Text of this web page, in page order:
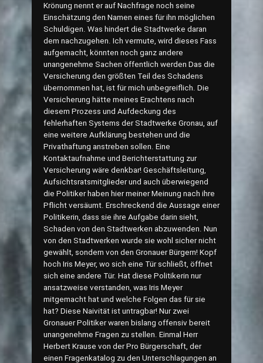
Krönung nennt er auf Nachfrage noch seine
Einschätzung den Namen eines für ihn möglichen
Schuldigen. Was hindert die Stadtwerke daran
dem nachzugehen. Ich vermute, wird dieses Fass
aufgemacht, könnten noch ganz andere
unangenehme Sachen öffentlich werden Das die
Versicherung den größten Teil des Schadens
übernommen hat, ist für mich unbegreiflich. Die
Versicherung hätte meines Erachtens nach
diesem Prozess und Aufdeckung des
fehlerhaften Systems der Stadtwerke Gronau, auf
eine weitere Aufklärung bestehen und die
Privathaftung anstreben sollen. Eine
Kontaktaufnahme und Berichterstattung zur
Versicherung wäre denkbar! Geschäftsleitung,
Aufsichtsratsmitglieder und auch überwiegend
die Politiker haben hier meiner Meinung nach ihre
Pflicht versäumt. Erschreckend die Aussage einer
Politikerin, dass sie ihre Aufgabe darin sieht,
Schaden von den Stadtwerken abzuwenden. Nun
von den Stadtwerken wurde sie wohl sicher nicht
gewählt, sondern von den Gronauer Bürgern! Kopf
hoch Iris Meyer, wo sich eine Tür schließt, öffnet
sich eine andere Tür. Hat diese Politikerin nur
ansatzweise verstanden, was Iris Meyer
mitgemacht hat und welche Folgen das für sie
hat? Diese Naivität ist untragbar! Nur zwei
Gronauer Politiker waren bislang offensiv bereit
unangenehme Fragen zu stellen. Einmal Herr
Herbert Krause von der Pro Bürgerschaft, der
einen Fragenkatalog zu den Unterschlagungen an